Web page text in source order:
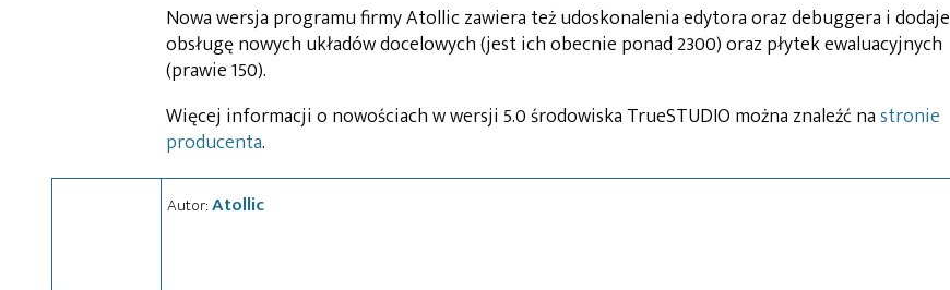
Nowa wersja programu firmy Atollic zawiera też udoskonalenia edytora oraz debuggera i dodaje
obsługę nowych układów docelowych (jest ich obecnie ponad 2300) oraz płytek ewaluacyjnych
(prawie 150).
Więcej informacji o nowościach w wersji 5.0 środowiska TrueSTUDIO można znaleźć nastronie
producenta.
Autor:Atollic